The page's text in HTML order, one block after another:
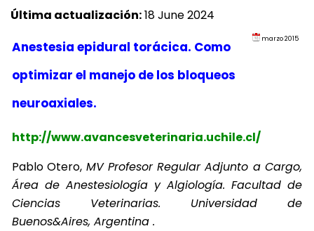
Última actualización:18 June 2024
marzo 2015
Anestesia epidural torácica. Como
optimizar el manejo de los bloqueos
neuroaxiales.
http://www.avancesveterinaria.uchile.cl/
Pablo Otero, MV Profesor Regular Adjunto a Cargo,
Área de Anestesiología y Algiología. Facultad de
Ciencias Veterinarias. Universidad de
Buenos&Aires, Argentina .